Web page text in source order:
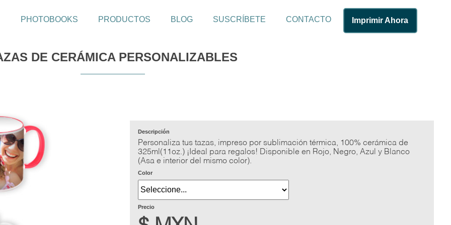
PHOTOBOOKS PRODUCTOS BLOG SUSCRÍBETE CONTACTO Imprimir Ahora
DE CERÁMICA PERSONALIZABLES
Descripción
Personaliza tus tazas, impreso por sublimación térmica, 100% cerámica de
325ml(11oz.) ¡Ideal para regalos! Disponible en Rojo, Negro, Azul y Blanco
(Asa e interior del mismo color).
Color
Precio